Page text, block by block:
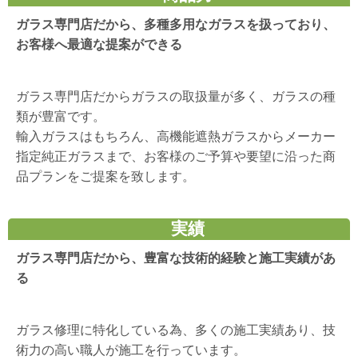
ガラス専門店だから、多種多用なガラスを扱っており、
お客様へ最適な提案ができる
ガラス専門店だからガラスの取扱量が多く、ガラスの種
類が豊富です。
輸入ガラスはもちろん、高機能遮熱ガラスからメーカー
指定純正ガラスまで、お客様のご予算や要望に沿った商
品プランをご提案を致します。
実績
ガラス専門店だから、豊富な技術的経験と施工実績があ
る
ガラス修理に特化している為、多くの施工実績あり、技
術力の高い職人が施工を行っています。